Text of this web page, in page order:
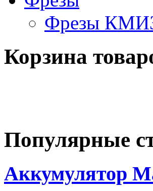
Фрезы
Корзина
Популярные
Аккумулятор